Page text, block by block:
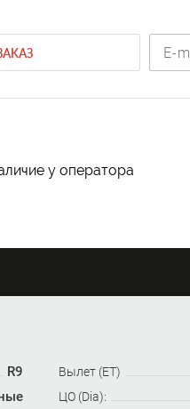
у оператора
R9 Вылет (ET)
ЦО (Dia):